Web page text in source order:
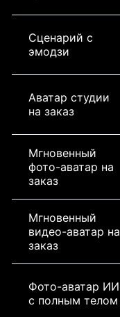
Сценарий с
эмодзи
Аватар студии
на заказ
Мгновенный
фото-аватар на
заказ
Мгновенный
видео-аватар на
заказ
Фото-аватар ИИ
с полным телом